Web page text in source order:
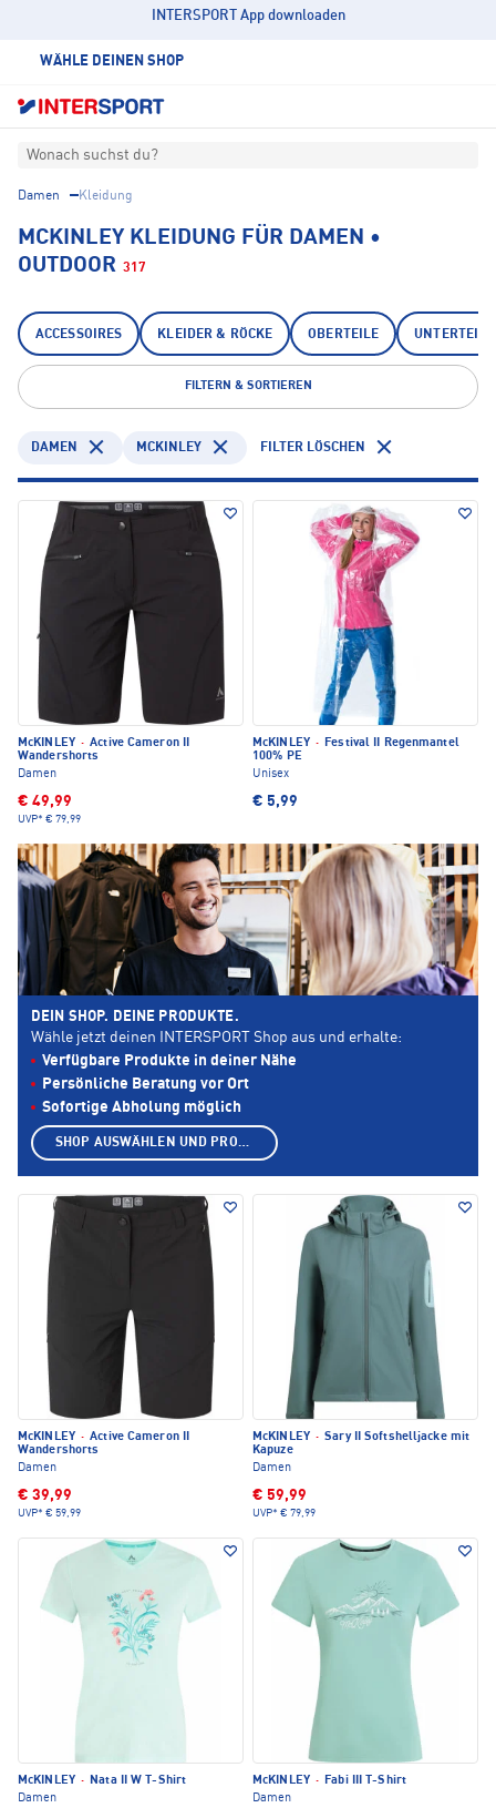
INTERSPORT App downloaden
WÄHLE DEINEN SHOP
Wonach suchst du?
Damen Kleidung
MCKINLEY KLEIDUNG FÜR DAMEN •
OUTDOOR 317
ACCESSOIRES KLEIDER & RÖCKE OBERTEILE UNTERTEILE
FILTERN & SORTIEREN
DAMEN MCKINLEY FILTER LÖSCHEN
McKINLEY · Active Cameron II
Wandershorts
Damen
€ 49,99
UVP* € 79,99
McKINLEY ·
Festival II Regenmantel
100% PE
Unisex
€ 5,99
McKINLEY · Active Cameron II
Wandershorts
Damen
€ 39,99
UVP* € 59,99
McKINLEY · Sary II Softshelljacke mit
Kapuze
Damen
€ 59,99
UVP* € 79,99
McKINLEY · Nata II W T-Shirt
Damen
McKINLEY · Fabi III T-Shirt
Damen
DEIN SHOP. DEINE PRODUKTE.
Wähle jetzt deinen INTERSPORT Shop aus und erhalte:
Verfügbare Produkte in deiner Nähe
Persönliche Beratung vor Ort
Sofortige Abholung möglich
SHOP AUSWÄHLEN UND PRODUKTE ANZEIGEN